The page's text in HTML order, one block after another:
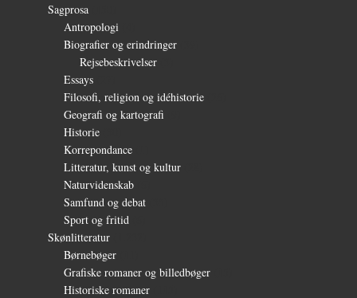
Sagprosa
Antropologi
Biografier og erindringer
Rejsebeskrivelser
Essays
Filosofi, religion og idéhistorie
Geografi og kartografi
Historie
Korrepondance
Litteratur, kunst og kultur
Naturvidenskab
Samfund og debat
Sport og fritid
Skønlitteratur
Børnebøger
Grafiske romaner og billedbøger
Historiske romaner